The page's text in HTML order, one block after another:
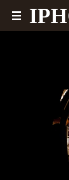
Ga